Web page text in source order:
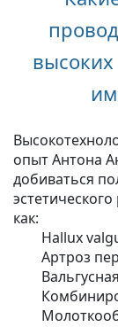
опыт Антона
добиваться
как:
Hallux
Артроз